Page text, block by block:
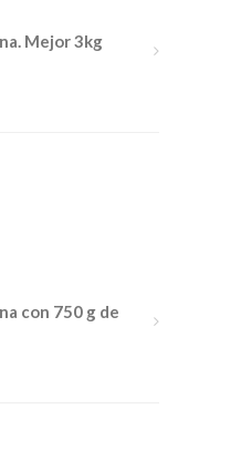
Mejor 3kg
con 750 g de